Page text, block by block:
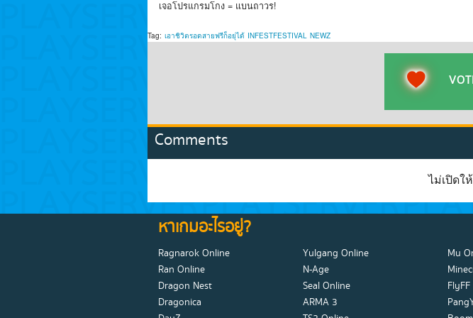
เจอโปรแกรมโกง = แบนถาวร!
Tag: เอาชิวิตรอดสายฟรีก็อยุ่ได้ INFESTFESTIVAL NEWZ
Comments
ไม่เปิดใ
หาเกมอะไรอยู่?
Ragnarok Online Yulgang Online Mu
Ran Online
N-Age
Dragon Nest
Seal Online FlyFF
Dragonica
ARMA 3